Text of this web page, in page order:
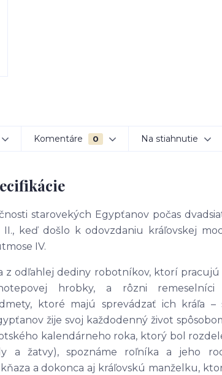
Komentáre 0 Na stiahnutie
starovekých Egypťanov počas
II., keď došlo k odovzdaniu kráľovskej
IV.
z odľahlej dediny robotníkov, ktorí
hrobky, a rôzni
ktoré majú sprevádzať ich kráľa
žije svoj každodenný život
kalendárneho roka, ktorý bol
a žatvy), spoznáme roľníka a jeho
a dokonca aj kráľovskú manželku,